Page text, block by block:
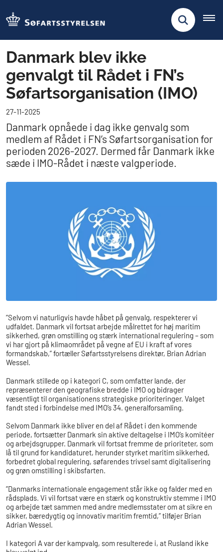
Danmark blev ikke
genvalgt til Rådet i FN’s
Søfartsorganisation (IMO)
27-11-2025
Danmark opnåede i dag ikke genvalg som
medlem af Rådet i FN’s Søfartsorganisation for
perioden 2026-2027. Dermed får Danmark ikke
sæde i IMO-Rådet i næste valgperiode.
”Selvom vi naturligvis havde håbet på genvalg, respekterer vi
udfaldet. Danmark vil fortsat arbejde målrettet for høj maritim
sikkerhed, grøn omstilling og stærk international regulering – som
vi har gjort på klimaområdet på vegne af EU i kraft af vores
formandskab,” fortæller Søfartsstyrelsens direktør, Brian Adrian
Wessel.
Danmark stillede op i kategori C, som omfatter lande, der
repræsenterer den geografiske bredde i IMO og bidrager
væsentligt til organisationens strategiske prioriteringer. Valget
fandt sted i forbindelse med IMO’s 34. generalforsamling.
Selvom Danmark ikke bliver en del af Rådet i den kommende
periode, fortsætter Danmark sin aktive deltagelse i IMO’s komitéer
og arbejdsgrupper. Danmark vil fortsat fremme de prioriteter, som
lå til grund for kandidaturet, herunder styrket maritim sikkerhed,
forbedret global regulering, søfarendes trivsel samt digitalisering
og grøn omstilling i skibsfarten.
”Danmarks internationale engagement står ikke og falder med en
rådsplads. Vi vil fortsat være en stærk og konstruktiv stemme i IMO
og arbejde tæt sammen med andre medlemsstater om at sikre en
sikker, bæredygtig og innovativ maritim fremtid,” tilføjer Brian
Adrian Wessel.
I kategori A var der kampvalg, som resulterede i, at Rusland ikke